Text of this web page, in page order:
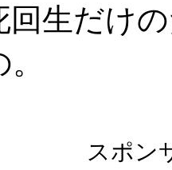
回生だけ
スポン